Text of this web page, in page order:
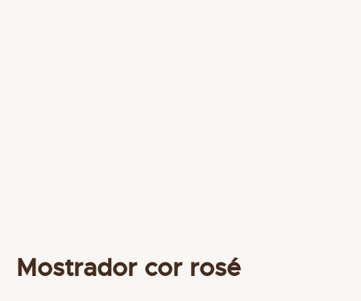
Mostrador cor rosé